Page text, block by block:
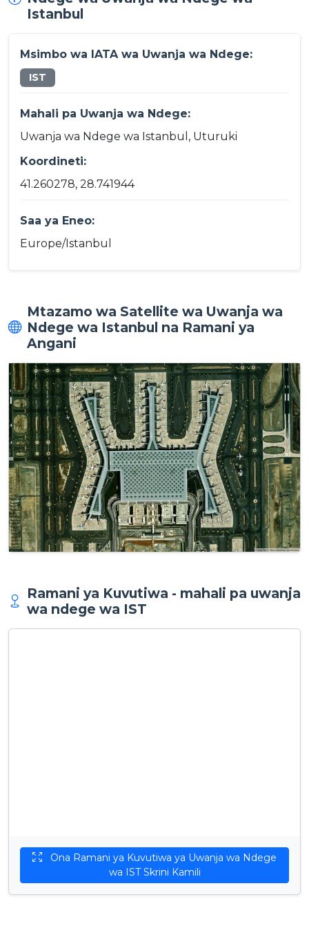
Istanbul
Msimbo wa IATA wa Uwanja wa Ndege:
IST
Mahali pa Uwanja wa Ndege:
Uwanja wa Ndege wa Istanbul, Uturuki
Koordineti:
41.260278, 28.741944
Saa ya Eneo:
Europe/Istanbul
Mtazamo wa Satellite wa Uwanja wa
Ndege wa Istanbul na Ramani ya
Angani
Ramani ya Kuvutiwa - mahali pa uwanja
wa ndege wa IST
wa IST Skrini Kamili